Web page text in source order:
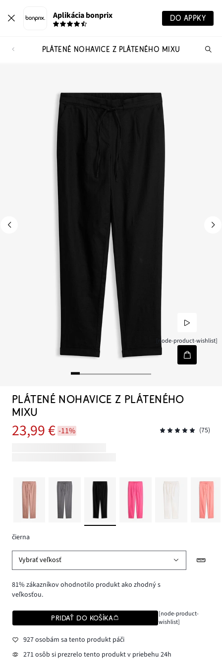
Aplikácia bonprix DO APPKY
PLÁTENÉ NOHAVICE Z PLÁTENÉHO MIXU
[node-product-wishlist]
PLÁTENÉ NOHAVICE Z PLÁTENÉHO
MIXU
23,99 € -11% (75)
čierna
Vybrať veľkosť
81% zákazníkov ohodnotilo produkt ako zhodný s
veľkosťou.
PRIDAŤ DO KOŠÍKA
[node-product-
wishlist]
927 osobám sa tento produkt páči
271 osôb si prezrelo tento produkt v priebehu 24h